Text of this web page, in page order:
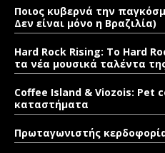
Ποιος κυβερνά την
Δεν είναι μόνο η Βραζιλία)
Hard Rock Rising: Το Hard
τα νέα μουσικά ταλέντα
Coffee Island & Viozois: Pet
καταστήματα
Πρωταγωνιστής